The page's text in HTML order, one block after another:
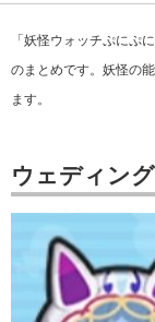
「妖怪ウォッチぷにぷ
のまとめです。妖怪の
ます。
ウェディン